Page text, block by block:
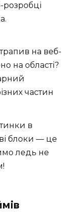
розробці
на веб-
на області?
частин
в
блоки — це
ледь не